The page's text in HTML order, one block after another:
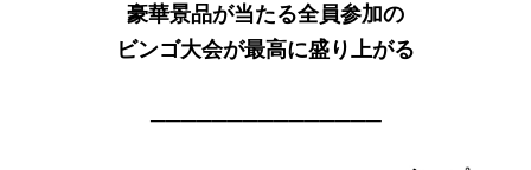
豪華景品が当たる全員参加の
ビンゴ大会が最高に盛り上がる
───────────────